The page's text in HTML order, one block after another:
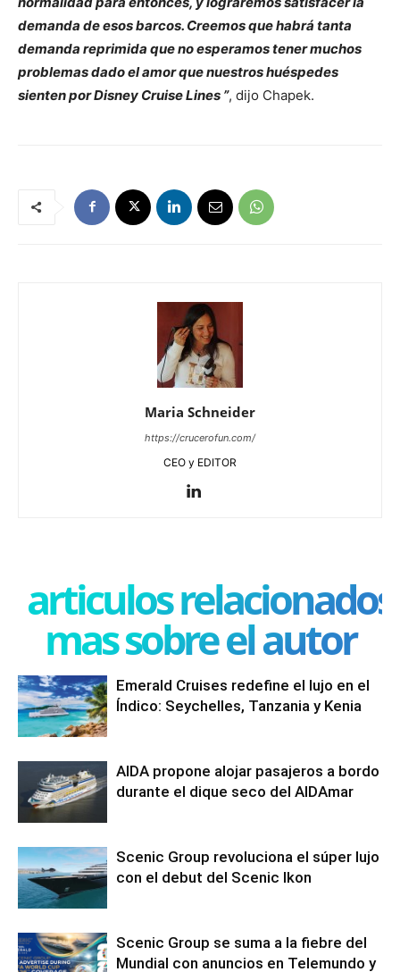
demanda de esos barcos. Creemos que habrá tanta
demanda reprimida que no esperamos tener muchos
problemas dado el amor que nuestros huéspedes
sienten por Disney Cruise Lines ”, dijo Chapek.
Maria Schneider
https://crucerofun.com/
CEO y EDITOR
articulos relacionados
mas sobre el autor
Emerald Cruises redefine el lujo en el
Índico: Seychelles, Tanzania y Kenia
AIDA propone alojar pasajeros a bordo
durante el dique seco del AIDAmar
Scenic Group revoluciona el súper lujo
con el debut del Scenic Ikon
Scenic Group se suma a la fiebre del
Mundial con anuncios en Telemundo y